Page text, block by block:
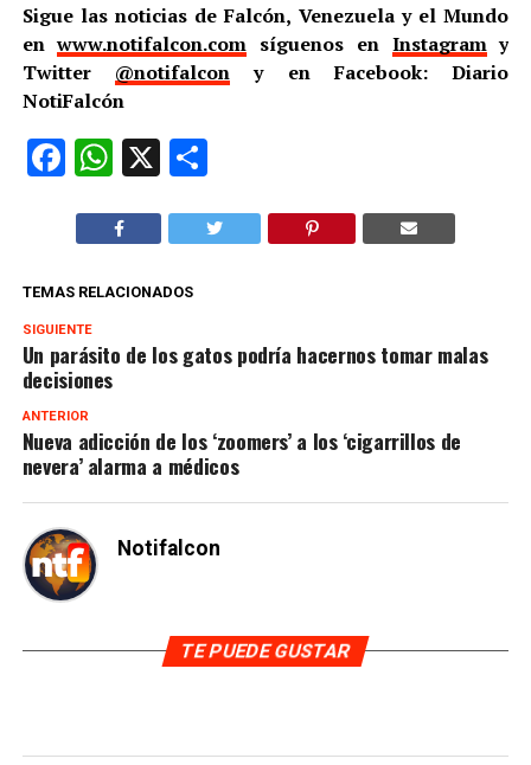
Sigue las noticias de Falcón, Venezuela y el Mundo
enwww.notifalcon.com síguenos en Instagramy
Twitter @notifalcon y en Facebook: Diario
NotiFalcón
Facebook
WhatsApp
X Compartir
TEMAS RELACIONADOS
SIGUIENTE
Un parásito de los gatos podría hacernos tomar malas
decisiones
ANTERIOR
Nueva adicción de los ‘zoomers’ a los ‘cigarrillos de
nevera’ alarma a médicos
Notifalcon
TE PUEDE GUSTAR